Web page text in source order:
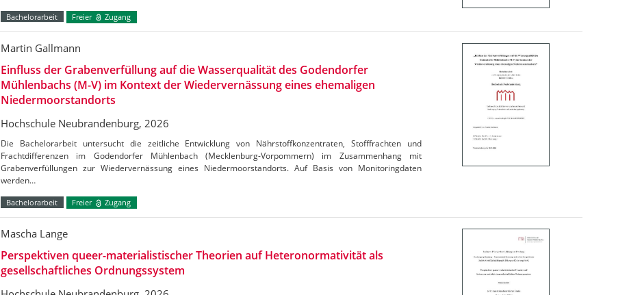
Bachelorarbeit Freier Zugang
Martin Gallmann
Einfluss der Grabenverfüllung auf die Wasserqualität des Godendorfer
Mühlenbachs (M-V) im Kontext der Wiedervernässung eines ehemaligen
Niedermoorstandorts
Hochschule Neubrandenburg, 2026
Die Bachelorarbeit untersucht die zeitliche Entwicklung von Nährstoffkonzentraten, Stofffrachten und
Frachtdifferenzen im Godendorfer Mühlenbach (Mecklenburg-Vorpommern) im Zusammenhang mit
Grabenverfüllungen zur Wiedervernässung eines Niedermoorstandorts. Auf Basis von Monitoringdaten
werden…
Bachelorarbeit Freier Zugang
Mascha Lange
Perspektiven queer-materialistischer Theorien auf Heteronormativität als
gesellschaftliches Ordnungssystem